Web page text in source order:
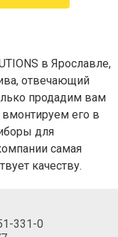
в Ярославле,
отвечающий
продадим вам
его в
для
самая
качеству.
331-0